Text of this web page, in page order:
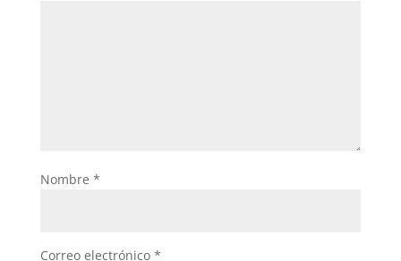
Nombre *
Correo electrónico *